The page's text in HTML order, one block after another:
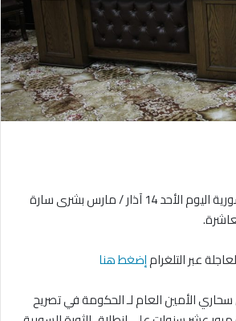
زفت حكومة الإنقاذ السورية اليوم الأحد 14 آذار / مارس بشرى سارة
عبر التلغرامإضغط هنا
سحاري الأمين العام لـ الحكومة في تصريح